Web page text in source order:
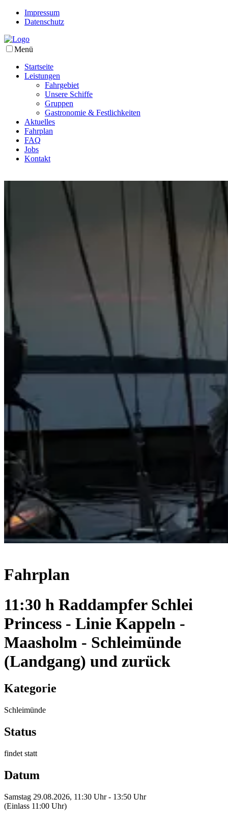
Impressum
Datenschutz
Menü
Startseite
Leistungen
Fahrgebiet
Unsere Schiffe
Gruppen
Gastronomie & Festlichkeiten
Aktuelles
Fahrplan
FAQ
Jobs
Kontakt
Fahrplan
11:30 h Raddampfer Schlei
Princess - Linie Kappeln -
Maasholm - Schleimünde
(Landgang) und zurück
Kategorie
Schleimünde
Status
findet statt
Datum
Samstag 29.08.2026, 11:30 Uhr - 13:50 Uhr
(Einlass 11:00 Uhr)